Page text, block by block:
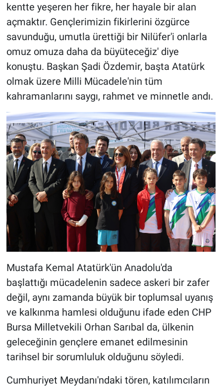
kentte yeşeren her fikre, her hayale bir alan
açmaktır. Gençlerimizin fikirlerini özgürce
savunduğu, umutla ürettiği bir Nilüfer'i onlarla
omuz omuza daha da büyüteceğiz' diye
konuştu. Başkan Şadi Özdemir, başta Atatürk
olmak üzere Milli Mücadele'nin tüm
kahramanlarını saygı, rahmet ve minnetle andı.
Mustafa Kemal Atatürk'ün Anadolu'da
başlattığı mücadelenin sadece askeri bir zafer
değil, aynı zamanda büyük bir toplumsal uyanış
ve kalkınma hamlesi olduğunu ifade eden CHP
Bursa Milletvekili Orhan Sarıbal da, ülkenin
geleceğinin gençlere emanet edilmesinin
tarihsel bir sorumluluk olduğunu söyledi.
Cumhuriyet Meydanı'ndaki tören, katılımcıların